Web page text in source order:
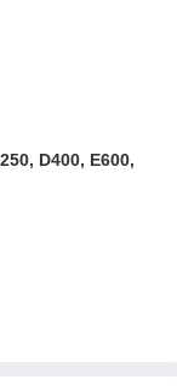
D400, E600,